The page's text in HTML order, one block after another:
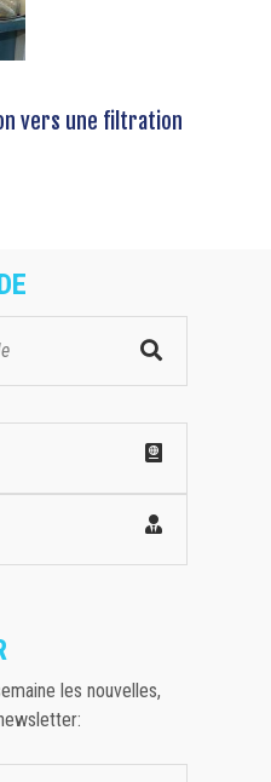
vers une filtration
les nouvelles,